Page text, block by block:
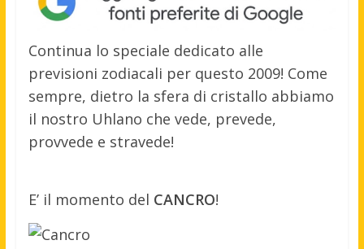
Continua lo speciale dedicato alle
previsioni zodiacali per questo 2009! Come
sempre, dietro la sfera di cristallo abbiamo
il nostro Uhlano che vede, prevede,
provvede e stravede!
E’ il momento del CANCRO!